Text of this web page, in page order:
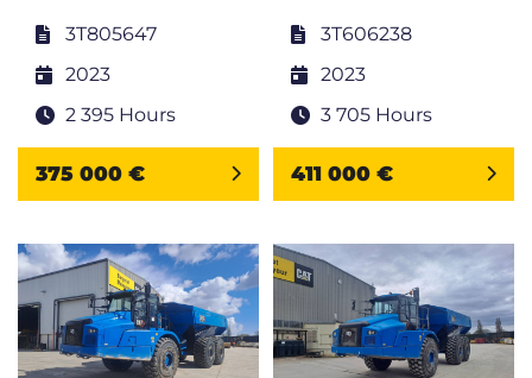
3T805647
2023
2 395 Hours
375 000 €
3T606238
2023
3 705 Hours
411 000 €